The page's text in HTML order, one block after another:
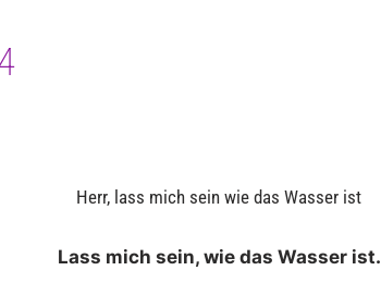
Herr, lass mich sein wie das Wasser ist
Lass mich sein, wie das Wasser ist.